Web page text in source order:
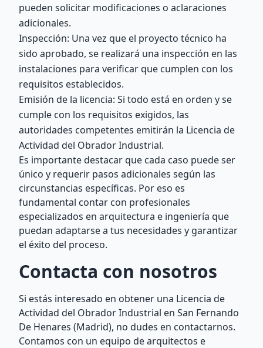
pueden solicitar modificaciones o aclaraciones
adicionales.
Inspección: Una vez que el proyecto técnico ha
sido aprobado, se realizará una inspección en las
instalaciones para verificar que cumplen con los
requisitos establecidos.
Emisión de la licencia: Si todo está en orden y se
cumple con los requisitos exigidos, las
autoridades competentes emitirán la Licencia de
Actividad del Obrador Industrial.
Es importante destacar que cada caso puede ser
único y requerir pasos adicionales según las
circunstancias específicas. Por eso es
fundamental contar con profesionales
especializados en arquitectura e ingeniería que
puedan adaptarse a tus necesidades y garantizar
el éxito del proceso.
Contacta con nosotros
Si estás interesado en obtener una Licencia de
Actividad del Obrador Industrial en San Fernando
De Henares (Madrid), no dudes en contactarnos.
Contamos con un equipo de arquitectos e